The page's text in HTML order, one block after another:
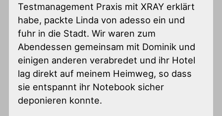
Testmanagement Praxis mit XRAY erklärt
habe, packte Linda von adesso ein und
fuhr in die Stadt. Wir waren zum
Abendessen gemeinsam mit Dominik und
einigen anderen verabredet und ihr Hotel
lag direkt auf meinem Heimweg, so dass
sie entspannt ihr Notebook sicher
deponieren konnte.